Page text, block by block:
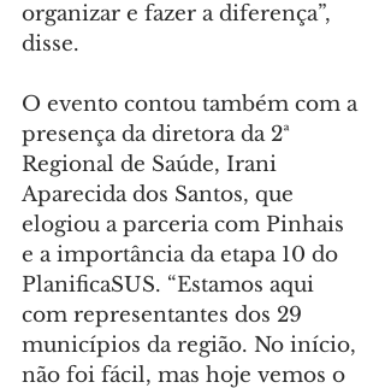
organizar e fazer a diferença”,
disse.
O evento contou também com a
presença da diretora da 2ª
Regional de Saúde, Irani
Aparecida dos Santos, que
elogiou a parceria com Pinhais
e a importância da etapa 10 do
PlanificaSUS. “Estamos aqui
com representantes dos 29
municípios da região. No início,
não foi fácil, mas hoje vemos o